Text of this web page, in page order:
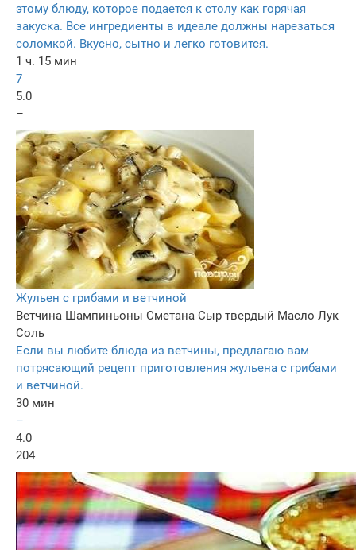
этому блюду, которое подается к столу как горячая
закуска. Все ингредиенты в идеале должны нарезаться
соломкой. Вкусно, сытно и легко готовится.
1 ч. 15 мин
7
5.0
–
Жульен с грибами и ветчиной
Ветчина Шампиньоны Сметана Сыр твердый Масло Лук
Соль
Если вы любите блюда из ветчины, предлагаю вам
потрясающий рецепт приготовления жульена с грибами
и ветчиной.
30 мин
–
4.0
204